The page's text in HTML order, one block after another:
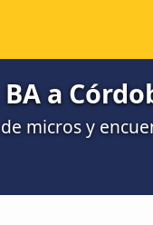
a
micros y